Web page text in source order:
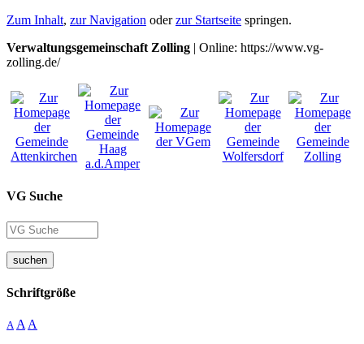
Zum Inhalt, zur Navigation oderzur Startseite springen.
Verwaltungsgemeinschaft Zolling | Online: https://www.vg-
zolling.de/
VG Suche
suchen
Schriftgröße
A A A